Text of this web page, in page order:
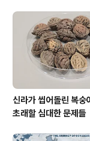
신라가 씹어돌린 복숭
초래할 심대한 문제들